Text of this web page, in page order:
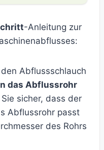
-Anleitung zur
Abflussschlauch
das Abflussrohr
sicher, dass der
Abflussrohr passt
des Rohrs